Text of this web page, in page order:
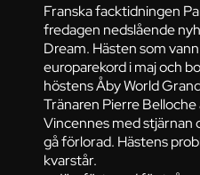
Franska facktidningen
fredagen nedslående
Dream. Hästen som
europarekord i maj och
höstens Åby World
Tränaren Pierre
Vincennes med stjärnan
gå förlorad. Hästens
kvarstår.